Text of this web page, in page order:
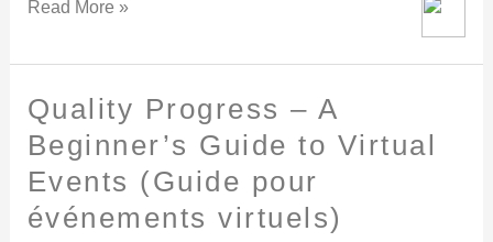
Read More »
Quality Progress – A
Beginner’s Guide to Virtual
Events (Guide pour
événements virtuels)
Quality
Progress
–
A
Beginner’s